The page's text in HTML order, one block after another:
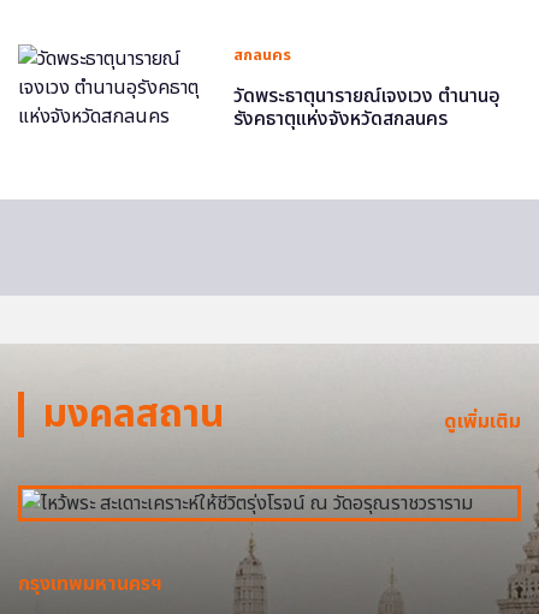
สกลนคร
วัดพระธาตุนารายณ์เจงเวง ตำนานอุ
รังคธาตุแห่งจังหวัดสกลนคร
มงคลสถาน ดูเพิ่มเติม
กรุงเทพมหานครฯ